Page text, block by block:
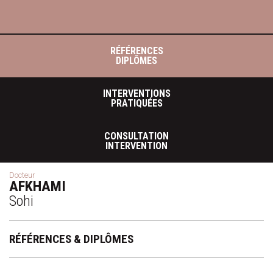
RÉFÉRENCES
DIPLÔMES
INTERVENTIONS
PRATIQUÉES
CONSULTATION
INTERVENTION
Docteur
AFKHAMI
Sohi
RÉFÉRENCES & DIPLÔMES